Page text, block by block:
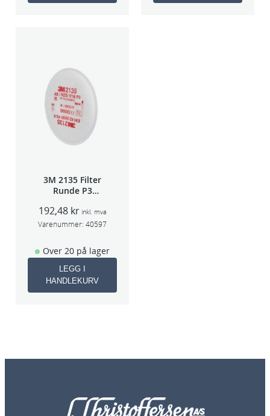
3M 2135 Filter
Runde P3
192,48 kr inkl. mva
Varenummer: 40597
Over 20 på lager
LEGG I
HANDLEKURV